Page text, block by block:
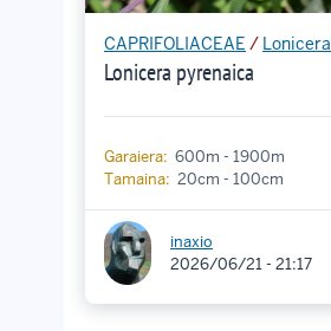
CAPRIFOLIACEAE / Lonicera
Lonicera pyrenaica
Garaiera: 600m - 1900m
Tamaina: 20cm - 100cm
inaxio
2026/06/21 - 21:17